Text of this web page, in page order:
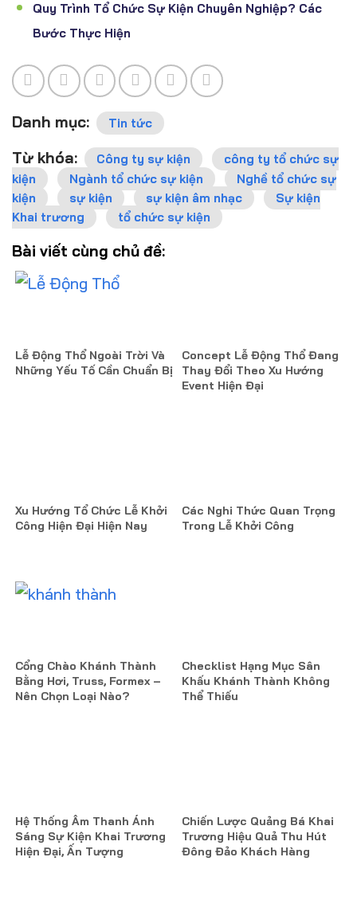
Quy Trình Tổ Chức Sự Kiện Chuyên Nghiệp? Các
Bước Thực Hiện
Danh mục: Tin tức
Từ khóa: Công ty sự kiện
công ty tổ chức sự
kiện
Ngành tổ chức sự kiện
Nghề tổ chức sự
kiện
sự kiện sự kiện âm nhạc
Sự kiện
Khai trương
tổ chức sự kiện
Bài viết cùng chủ đề:
Lễ Động Thổ Ngoài Trời Và
Những Yếu Tố Cần Chuẩn Bị
Concept Lễ Động Thổ Đang
Thay Đổi Theo Xu Hướng
Event Hiện Đại
Xu Hướng Tổ Chức Lễ Khởi
Công Hiện Đại Hiện Nay
Các Nghi Thức Quan Trọng
Trong Lễ Khởi Công
Cổng Chào Khánh Thành
Bằng Hơi, Truss, Formex –
Nên Chọn Loại Nào?
Checklist Hạng Mục Sân
Khấu Khánh Thành Không
Thể Thiếu
Hệ Thống Âm Thanh Ánh
Sáng Sự Kiện Khai Trương
Hiện Đại, Ấn Tượng
Chiến Lược Quảng Bá Khai
Trương Hiệu Quả Thu Hút
Đông Đảo Khách Hàng